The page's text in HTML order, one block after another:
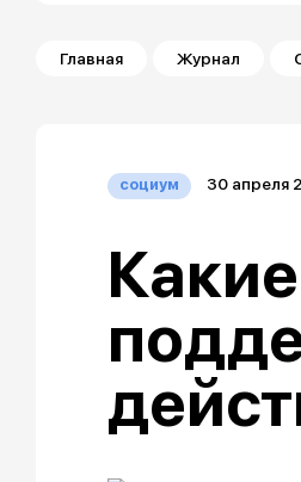
Строка навигации
Главная Журнал
социум 30 апреля